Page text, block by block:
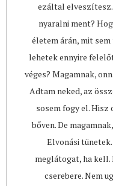
ezáltal elveszítesz.
nyaralni ment?
életem árán, mit
lehetek ennyire
véges? Magamnak,
Adtam neked, az
sosem fogy el. Hisz
bőven. De
Elvonási tünetek.
meglátogat, ha kell.
cserebere. Nem